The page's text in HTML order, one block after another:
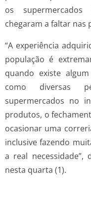
os
chegaram a faltar nas
“A experiência
população é
quando existe
como diversas
supermercados no
produtos, o
ocasionar uma
inclusive fazendo
a real necessidade”,
nesta quarta (1).